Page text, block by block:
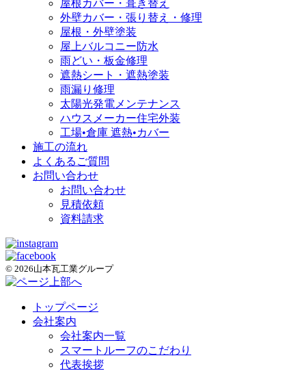
屋根カバー・葺き替え
外壁カバー・張り替え・修理
屋根・外壁塗装
屋上バルコニー防水
雨どい・板金修理
遮熱シート・遮熱塗装
雨漏り修理
太陽光発電メンテナンス
ハウスメーカー住宅外装
工場•倉庫 遮熱•カバー
施工の流れ
よくあるご質問
お問い合わせ
お問い合わせ
見積依頼
資料請求
© 2026山本瓦工業グループ
トップページ
会社案内
会社案内一覧
スマートルーフのこだわり
代表挨拶